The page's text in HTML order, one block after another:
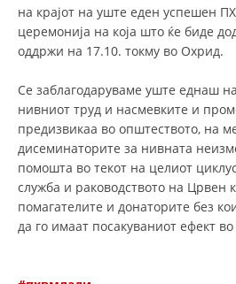
СОЦИЈАЛНО
КАКО ДА
ТИМОВИ НА ООЦК
ПРОЕКТИ – ПОДГОТВЕНОСТ И
ОДНОСИ СО
ИСТРАЖУВАЊЕ НА ЈАВНО
на крајот на уште еден успешен
церемонија на која што ќе биде
оддржи на 17.10. токму во Охрид.
Се заблагодаруваме уште еднаш
нивниот труд и насмевките и
предизвикаа во општеството, на
дисеминаторите за нивната
помошта во текот на целиот
служба и раководството на Црвен
помагателите и донаторите без
да го имаат посакуваниот ефект